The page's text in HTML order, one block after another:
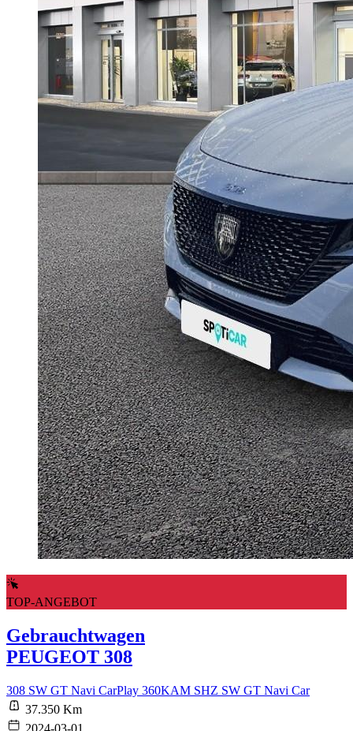
TOP-ANGEBOT
Gebrauchtwagen
PEUGEOT 308
308 SW GT Navi CarPlay 360KAM SHZ SW GT Navi Car
37.350 Km
2024-03-01